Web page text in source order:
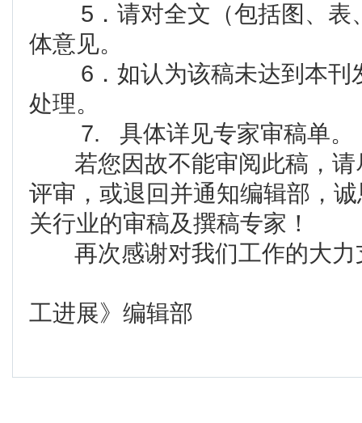
5．请对全文（包括图、表
体意见。
6．如认为该稿未达到本刊
处理。
7. 具体详见专家审稿单。
若您因故不能审阅此稿，请
评审，或退回并通知编辑部，
关行业的审稿及撰稿专家！
再次感谢对我们工作的大力
工进展》编辑部